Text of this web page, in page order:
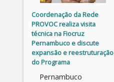
Coordenação da Rede
PROVOC realiza visita
técnica na Fiocruz
Pernambuco e discute
expansão e reestruturação
do Programa
Pernambuco